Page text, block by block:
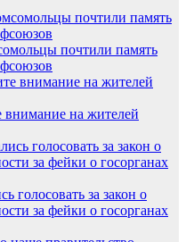
почтили память
на жителей
голосовать за закон о
за фейки о госорганах